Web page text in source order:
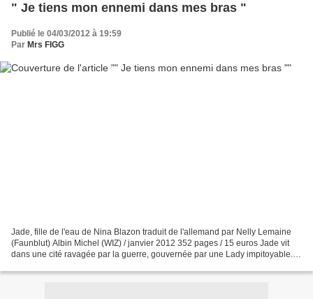
" Je tiens mon ennemi dans mes bras "
Publié le 04/03/2012 à 19:59
Par Mrs FIGG
Jade, fille de l'eau de Nina Blazon traduit de l'allemand par Nelly Lemaine
(Faunblut) Albin Michel (WIZ) / janvier 2012 352 pages / 15 euros Jade vit
dans une cité ravagée par la guerre, gouvernée par une Lady impitoyable.